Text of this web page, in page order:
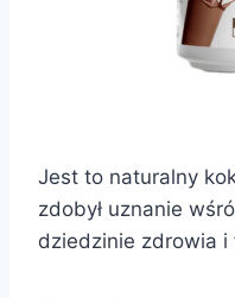
Jest to naturalny
zdobył uznanie
dziedzinie zdrowia i